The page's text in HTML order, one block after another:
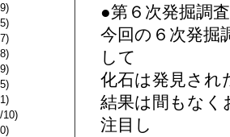
10)
●第６次発掘調
今回の６次発掘
して
化石は発見され
結果は間もな
注目し